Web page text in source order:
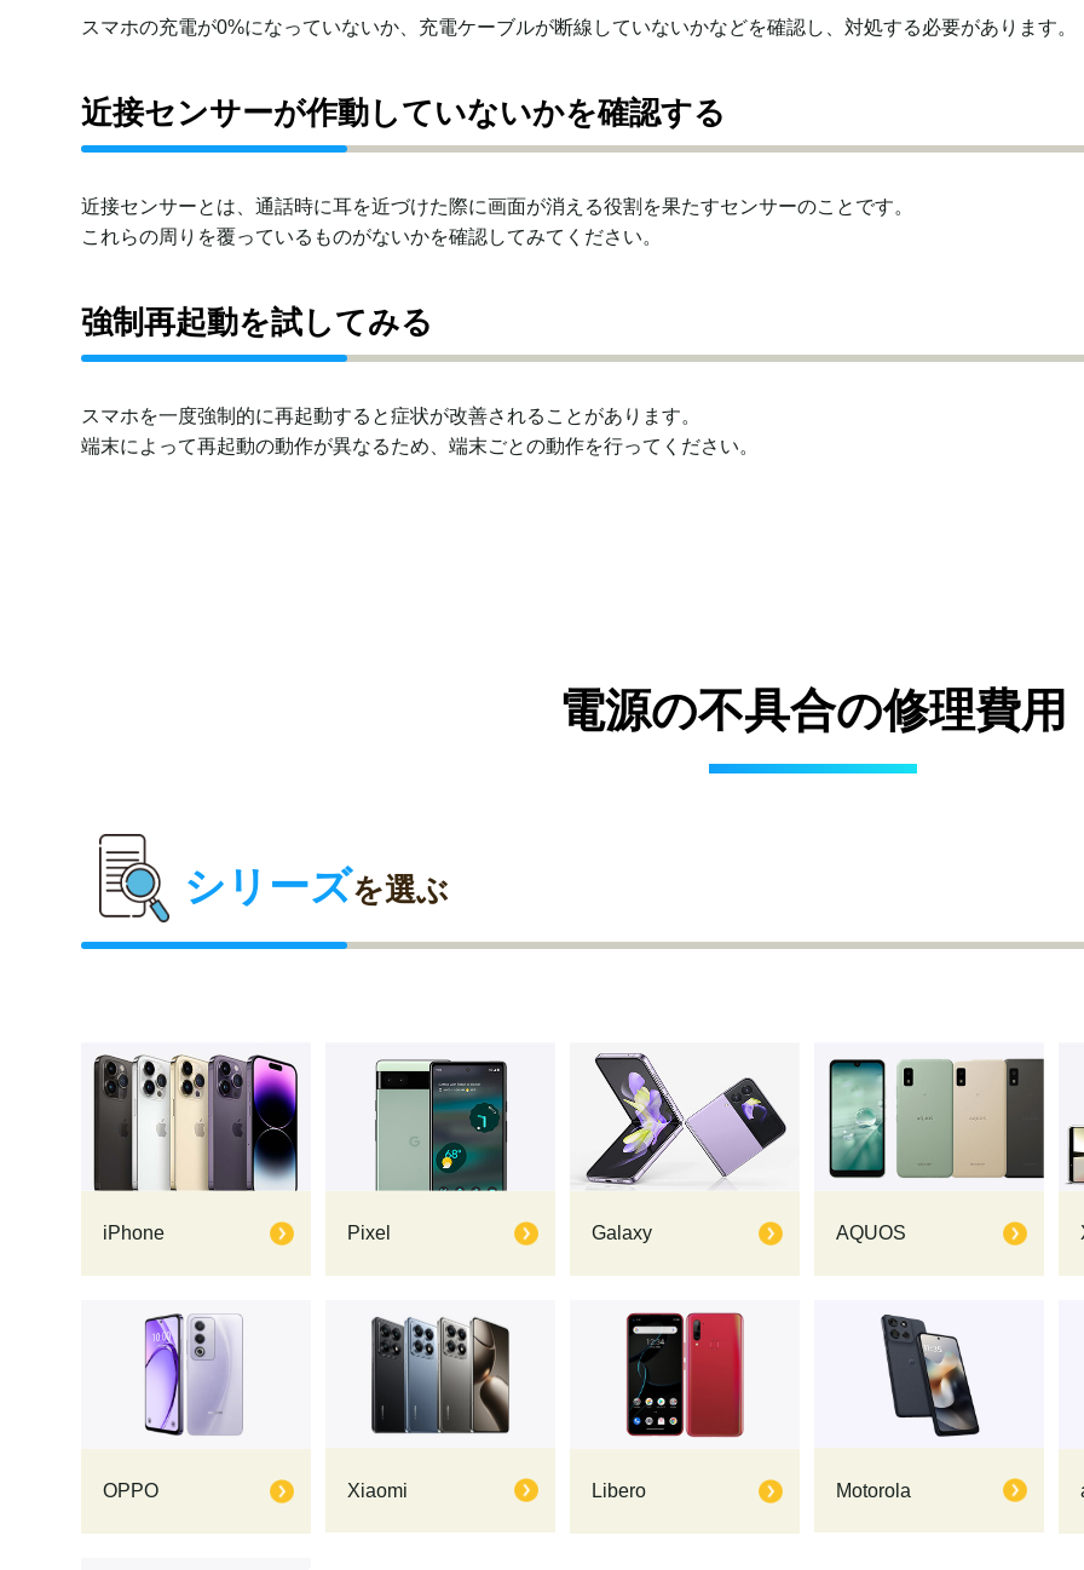
スマホの充電が0%になっていないか、充電ケーブルが断線していないかなどを確認し、対処する必要があります。
近接センサーが作動していないかを確認する
近接センサーとは、通話時に耳を近づけた際に画面が消える役割を果たすセンサーのことです。
これらの周りを覆っているものがないかを確認してみてください。
強制再起動を試してみる
スマホを一度強制的に再起動すると症状が改善されることがあります。
端末によって再起動の動作が異なるため、端末ごとの動作を行ってください。
電源の不具合の修理費用
シリーズを選ぶ
iPhone Pixel Galaxy AQUOS
OPPO Xiaomi Libero Motorola